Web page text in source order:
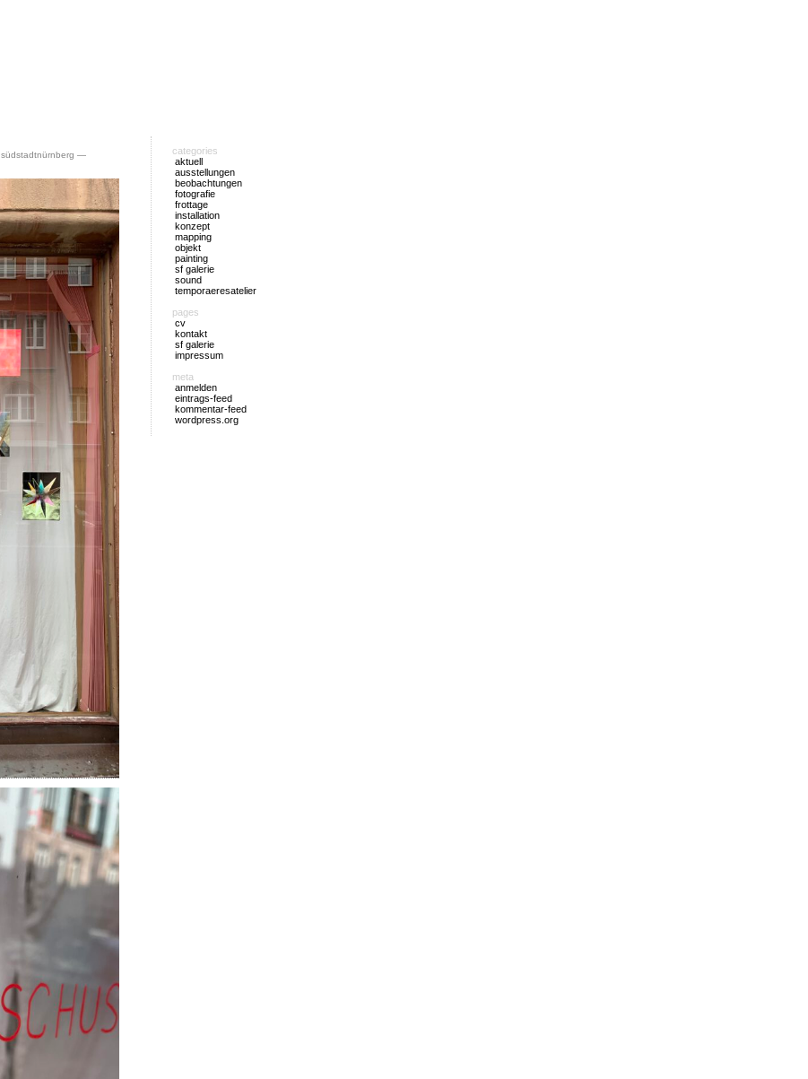
südstadtnürnberg —
categories
aktuell
ausstellungen
beobachtungen
fotografie
frottage
installation
konzept
mapping
objekt
painting
sf galerie
sound
temporaeresatelier
pages
cv
kontakt
sf galerie
impressum
meta
anmelden
eintrags-feed
kommentar-feed
wordpress.org